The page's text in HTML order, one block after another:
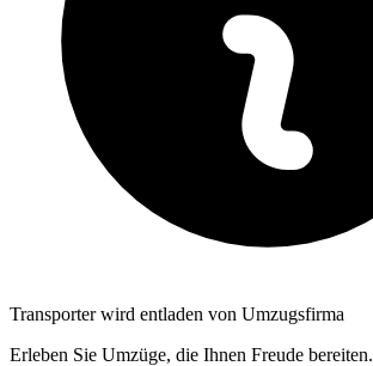
Transporter wird entladen von Umzugsfirma
Erleben Sie Umzüge, die Ihnen Freude bereiten.